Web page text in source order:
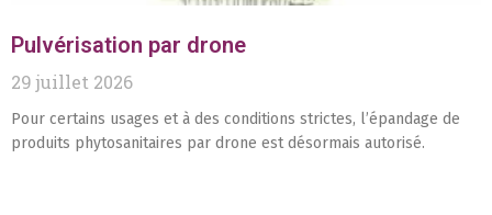
Pulvérisation par drone
29 juillet 2026
Pour certains usages et à des conditions strictes, l’épandage de
produits phytosanitaires par drone est désormais autorisé.